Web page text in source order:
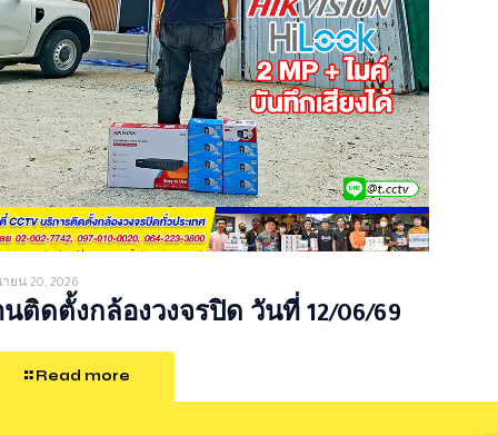
ยน 20, 2026
นติดตั้งกล้องวงจรปิด วันที่ 12/06/69
Read more